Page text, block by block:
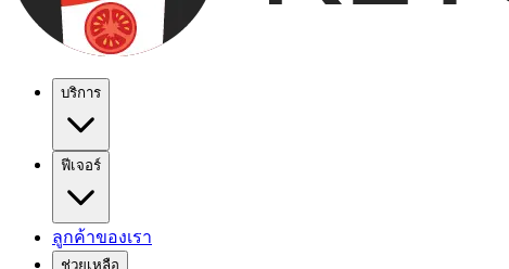
บริการ
ฟีเจอร์
ลูกค้าของเรา
ช่วยเหลือ